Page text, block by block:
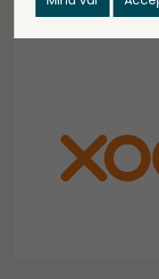
2022-05-13